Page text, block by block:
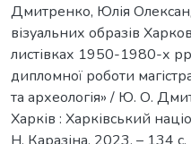
Дмитренко, Юлія
візуальних образів
листівках 1950-1980-х
дипломної роботи
та археологія» / Ю. О.
Харків : Харківський